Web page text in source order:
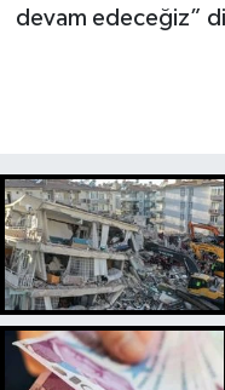
devam edeceğiz”